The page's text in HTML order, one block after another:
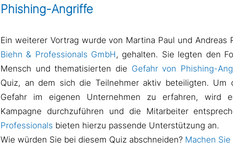
Phishing-Angriffe
Ein weiterer Vortrag wurde von Martina Paul und Andreas
Biehn & Professionals GmbH, gehalten. Sie legten den
Mensch und thematisierten die Gefahr von Phishing-
Quiz, an dem sich die Teilnehmer aktiv beteiligten. Um
Gefahr im eigenen Unternehmen zu erfahren, wird
Kampagne durchzuführen und die Mitarbeiter
Professionals bieten hierzu passende Unterstützung an.
Wie würden Sie bei diesem Quiz abschneiden? Machen